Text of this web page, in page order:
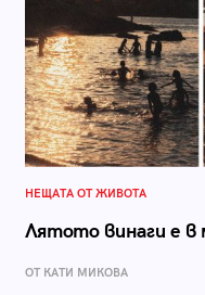
НЕЩАТА ОТ ЖИВОТА
Лятото винаги е в
ОТ КАТИ МИКОВА